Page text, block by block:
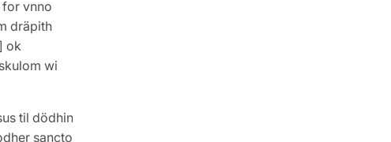
for vnno
dräpith
ok
wi
til dödhin
sancto